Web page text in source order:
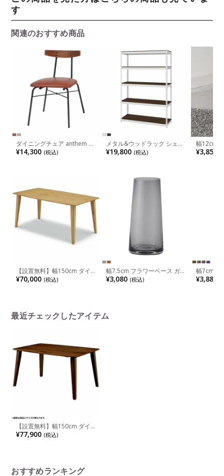
す
関連のおすすめ商品
ダイニングチェア anthem 肘
なし スチール脚 PVCレザー
合皮 椅子 食卓椅子 リビング
¥14,300 (税込)
メタル&ウッドラック シェル
フ5段 耐荷重150kg(棚板1枚
あたり30kg) 収納 幅1210×奥
¥19,800 (税込)
幅12cm
ラワーベ
ブジェ 花
¥3,850
【設置無料】幅150cm ダイ
ニングテーブル 木製 ウレタ
ン塗装 オーク材 無垢材 テー
¥70,000 (税込)
幅7.5cm フラワーベース ガラ
ス 花瓶 オブジェ 花器 インテ
リア フラワーポット テーパ
¥3,080 (税込)
幅7cm フ
ア ガラス
オブジェ
¥3,880
最近チェックしたアイテム
【設置無料】幅150cm ダイ
ニングテーブル 木製 無垢集
成材 ウレタン塗装 テーブル 4
¥77,900 (税込)
おすすめランキング